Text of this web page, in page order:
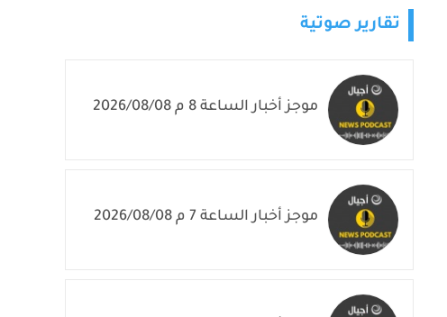
تقارير صوتية
موجز أخبار الساعة 8 م 2026/08/08
موجز أخبار الساعة 7 م 2026/08/08